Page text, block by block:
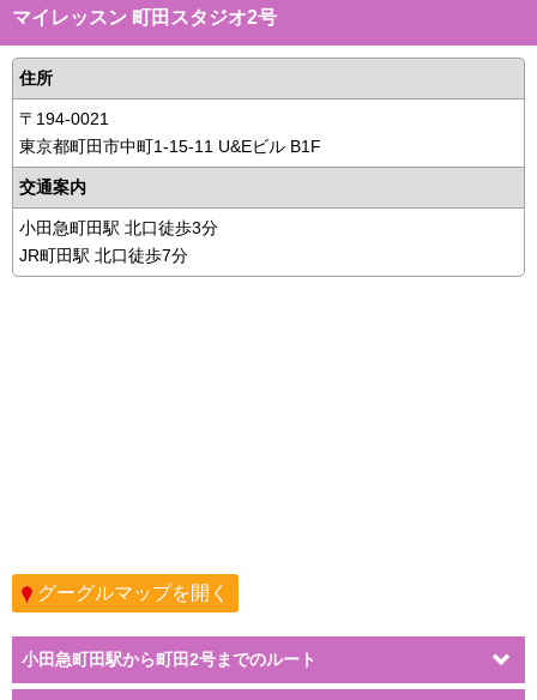
マイレッスン 町田スタジオ2号
住所
〒194-0021
東京都町田市中町1-15-11 U&Eビル B1F
交通案内
小田急町田駅 北口徒歩3分
JR町田駅 北口徒歩7分
グーグルマップを開く
小田急町田駅から町田2号までのルート